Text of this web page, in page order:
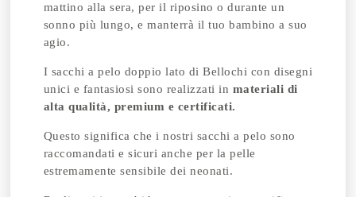
mattino alla sera, per il riposino o durante un
sonno più lungo, e manterrà il tuo bambino a suo
agio.
I sacchi a pelo doppio lato di Bellochi con disegni
unici e fantasiosi sono realizzati in materiali di
alta qualità, premium e certificati.
Questo significa che i nostri sacchi a pelo sono
raccomandati e sicuri anche per la pelle
estremamente sensibile dei neonati.